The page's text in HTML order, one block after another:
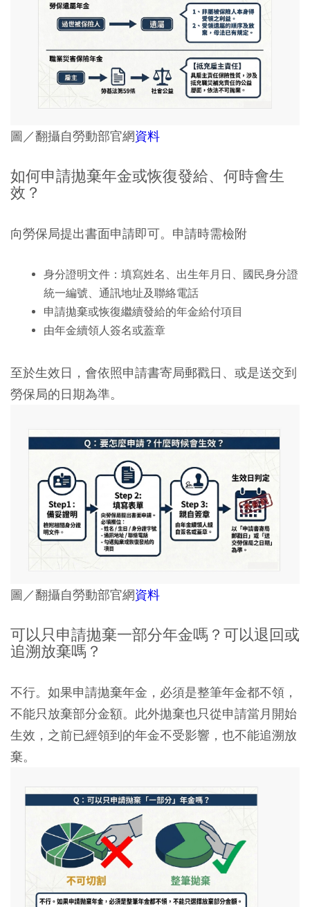
圖／翻攝自勞動部官網資料
如何申請拋棄年金或恢復發給、何時會生
效？
向勞保局提出書面申請即可。申請時需檢附
身分證明文件：填寫姓名、出生年月日、國民身分證
統一編號、通訊地址及聯絡電話
申請拋棄或恢復繼續發給的年金給付項目
由年金續領人簽名或蓋章
至於生效日，會依照申請書寄局郵戳日、或是送交到
勞保局的日期為準。
圖／翻攝自勞動部官網資料
可以只申請拋棄一部分年金嗎？可以退回或
追溯放棄嗎？
不行。如果申請拋棄年金，必須是整筆年金都不領，
不能只放棄部分金額。此外拋棄也只從申請當月開始
生效，之前已經領到的年金不受影響，也不能追溯放
棄。